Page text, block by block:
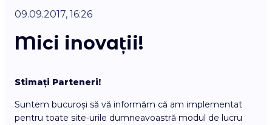
09.09.2017, 16:26
Mici inovații!
Stimați Parteneri!
Suntem bucuroși să vă informăm că am implementat
pentru toate site-urile dumneavoastră modul de lucru